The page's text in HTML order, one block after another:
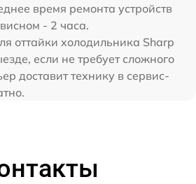
время ремонта устройств
- 2 часа.
оттайки холодильника Sharp
если не требует сложного
доставит технику в сервис-